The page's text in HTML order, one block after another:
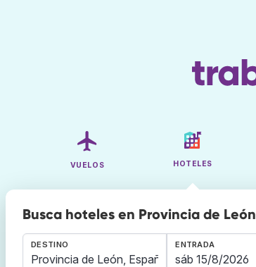
VUELOS HOTELES
Busca hoteles en Provincia de León
DESTINO ENTRADA